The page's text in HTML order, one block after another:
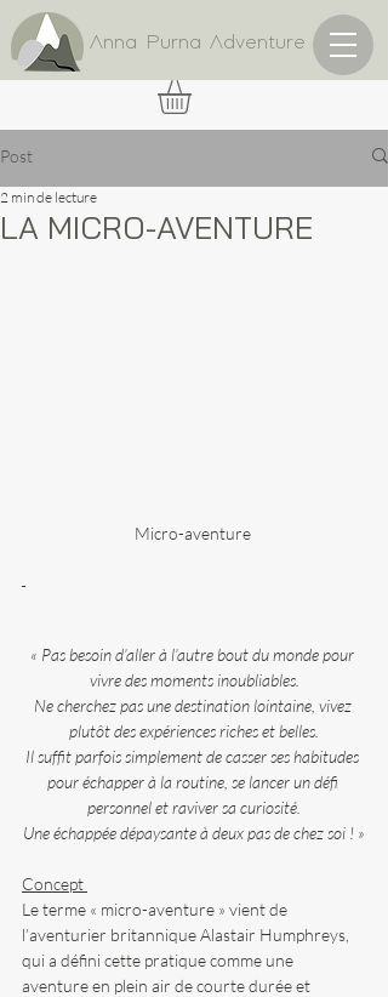
Anna Purna Adventure
Post
LA MICRO-AVENTURE
2 min de lecture
Micro-aventure
« Pas besoin d’aller à l’autre bout du monde pour
vivre des moments inoubliables.
Ne cherchez pas une destination lointaine, vivez
plutôt des expériences riches et belles.
Il suffit parfois simplement de casser ses habitudes
pour échapper à la routine, se lancer un défi
personnel et raviver sa curiosité.
Une échappée dépaysante à deux pas de chez soi ! »
Concept
Le terme « micro-aventure » vient de
l’aventurier britannique Alastair Humphreys,
qui a défini cette pratique comme une
aventure en plein air de courte durée et